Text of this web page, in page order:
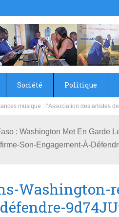
Société Politique
de la Russie rénove les écoles primaire
: Washington Met En Garde
Son-Engagement-À-
Washington-